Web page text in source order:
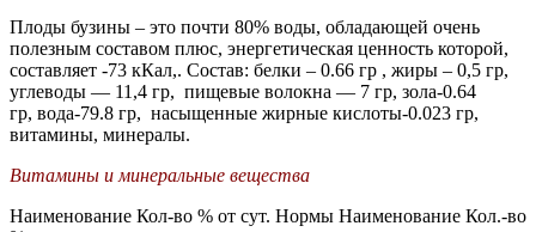
Плоды бузины – это почти 80% воды, обладающей очень
полезным составом плюс, энергетическая ценность которой,
составляет -73 кКал,. Состав: белки – 0.66 гр , жиры – 0,5 гр,
углеводы — 11,4 гр, пищевые волокна — 7 гр, зола-0.64
гр, вода-79.8 гр, насыщенные жирные кислоты-0.023 гр,
витамины, минералы.
Витамины и минеральные вещества
Наименование Кол-во % от сут. Нормы Наименование Кол.-во